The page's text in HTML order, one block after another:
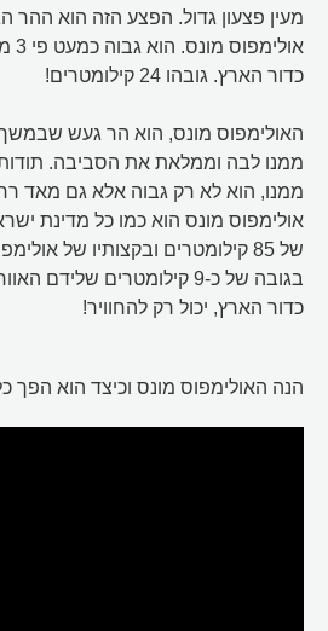
מעין פצעון גדול. הפצע הזה הוא
כדור הארץ. גובהו 24 קילומטרים!
האולימפוס מונס, הוא הר געש שבמשך
ממנו לבה וממלאת את הסביבה.
ממנו, הוא לא רק גבוה אלא גם מאד
אולימפוס מונס הוא כמו כל מדינת
של 85 קילומטרים ובקצותיו של
בגובה של כ-9 קילומטרים
כדור הארץ, יכול רק להחוויר!
הנה האולימפוס מונס וכיצד הוא הפך